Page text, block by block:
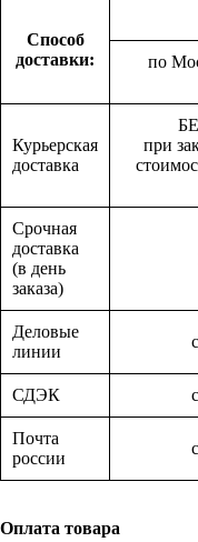
Способ
доставки:
по
Курьерская
доставка
при
Срочная
доставка
(в день
заказа)
Деловые
линии
СДЭК
Почта
россии
Оплата товара